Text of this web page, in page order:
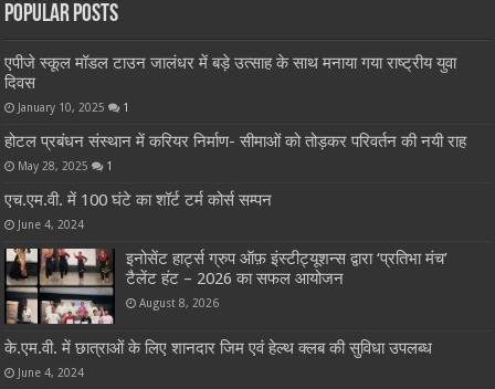
Popular Posts
एपीजे स्कूल मॉडल टाउन जालंधर में बड़े उत्साह के साथ मनाया गया राष्ट्रीय युवा
दिवस
January 10, 2025 1
होटल प्रबंधन संस्थान में करियर निर्माण- सीमाओं को तोड़कर परिवर्तन की नयी राह
May 28, 2025 1
एच.एम.वी. में 100 घंटे का शॉर्ट टर्म कोर्स सम्पन
June 4, 2024
इनोसेंट हार्ट्स ग्रुप ऑफ़ इंस्टीट्यूशन्स द्वारा ‘प्रतिभा मंच’
टैलेंट हंट – 2026 का सफल आयोजन
August 8, 2026
के.एम.वी. में छात्राओं के लिए शानदार जिम एवं हेल्थ क्लब की सुविधा उपलब्ध
June 4, 2024